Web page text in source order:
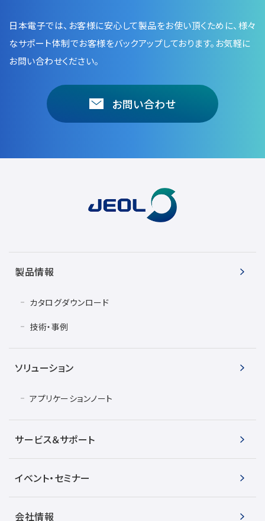
日本電子では、お客様に安心して製品をお使い頂くために、 様々
なサポート体制でお客様をバックアップしております。お気軽に
お問い合わせください。
お問い合わせ
製品情報
カタログダウンロード
技術・事例
ソリューション
アプリケーションノート
サービス＆サポート
イベント・セミナー
会社情報